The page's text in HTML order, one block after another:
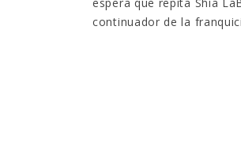
continuador de la